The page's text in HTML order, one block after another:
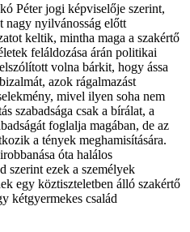
Péter jogi képviselője szerint,
nagy nyilvánosság előtt
keltik, mintha maga a szakértő
feláldozása árán politikai
volna bárkit, hogy ássa
azok rágalmazást
mivel ilyen soha nem
szabadsága csak a bírálat, a
foglalja magában, de az
a tények meghamisítására.
óta halálos
szerint ezek a személyek
egy köztiszteletben álló szakértő
kétgyermekes család